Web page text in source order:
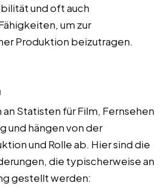
und oft auch
um zur
Produktion beizutragen.
Statisten für Film, Fernsehen
und hängen von der
und Rolle ab. Hier sind die
die typischerweise an
gestellt werden: